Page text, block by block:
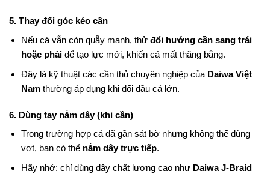
5. Thay đổi góc kéo cần
Nếu cá vẫn còn quẫy mạnh, thử đổi hướng cần sang trái
hoặc phảiđể tạo lực mới, khiến cá mất thăng bằng.
Đây là kỹ thuật các cần thủ chuyên nghiệp của Daiwa Việt
Namthường áp dụng khi đối đầu cá lớn.
6. Dùng tay nắm dây (khi cần)
Trong trường hợp cá đã gần sát bờ nhưng không thể dùng
vợt, bạn có thể nắm dây trực tiếp.
Hãy nhớ: chỉ dùng dây chất lượng cao như Daiwa J-Braid